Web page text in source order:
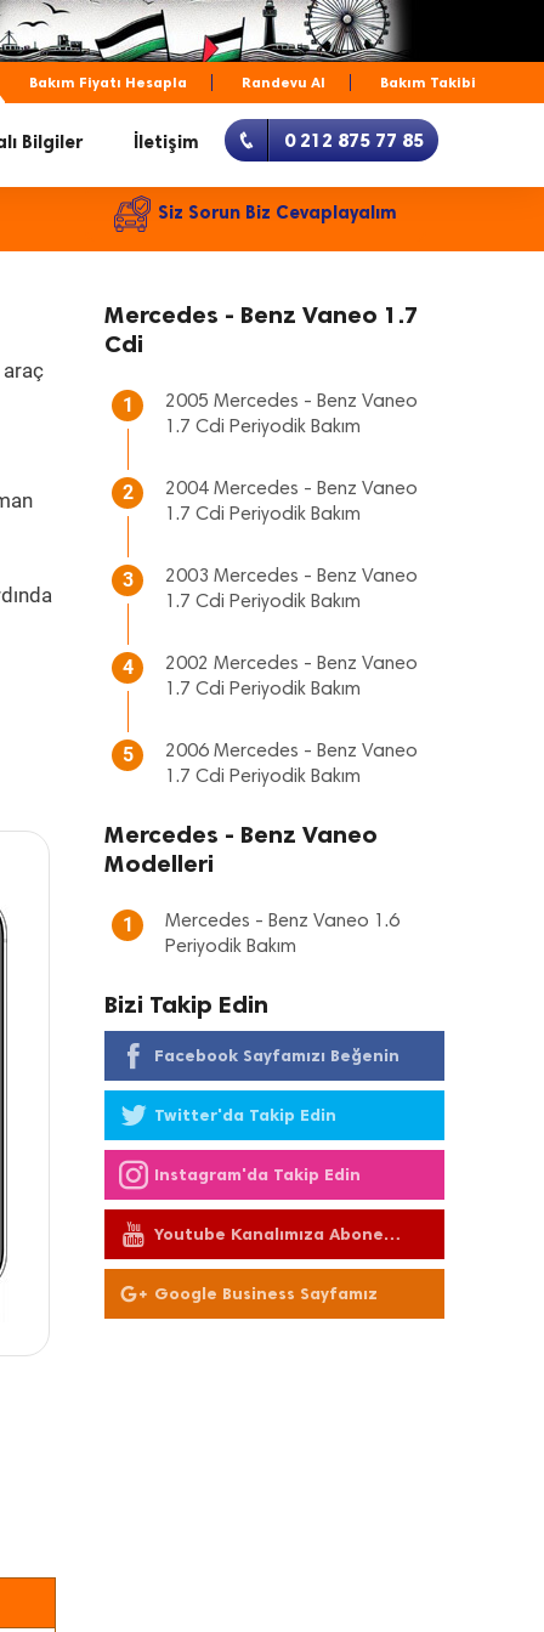
Bakım Fiyatı Hesapla Randevu Al Bakım Takibi
Bilgiler İletişim 0 212 875 77 85
Siz Sorun Biz Cevaplayalım
araç
Mercedes - Benz Vaneo 1.7
Cdi
1
2005 Mercedes - Benz Vaneo
1.7 Cdi Periyodik Bakım
2
2004 Mercedes - Benz Vaneo
1.7 Cdi Periyodik Bakım
3
2003 Mercedes - Benz Vaneo
1.7 Cdi Periyodik Bakım
4
2002 Mercedes - Benz Vaneo
1.7 Cdi Periyodik Bakım
5
2006 Mercedes - Benz Vaneo
1.7 Cdi Periyodik Bakım
Mercedes - Benz Vaneo
Modelleri
1
Mercedes - Benz Vaneo 1.6
Periyodik Bakım
Bizi Takip Edin
Facebook Sayfamızı Beğenin
Twitter'da Takip Edin
Instagram'da Takip Edin
Youtube Kanalımıza Abone
Olun
Google Business Sayfamız